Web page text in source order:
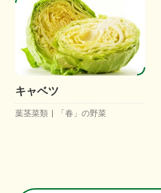
キャベツ
葉茎菜類 「春」の野菜